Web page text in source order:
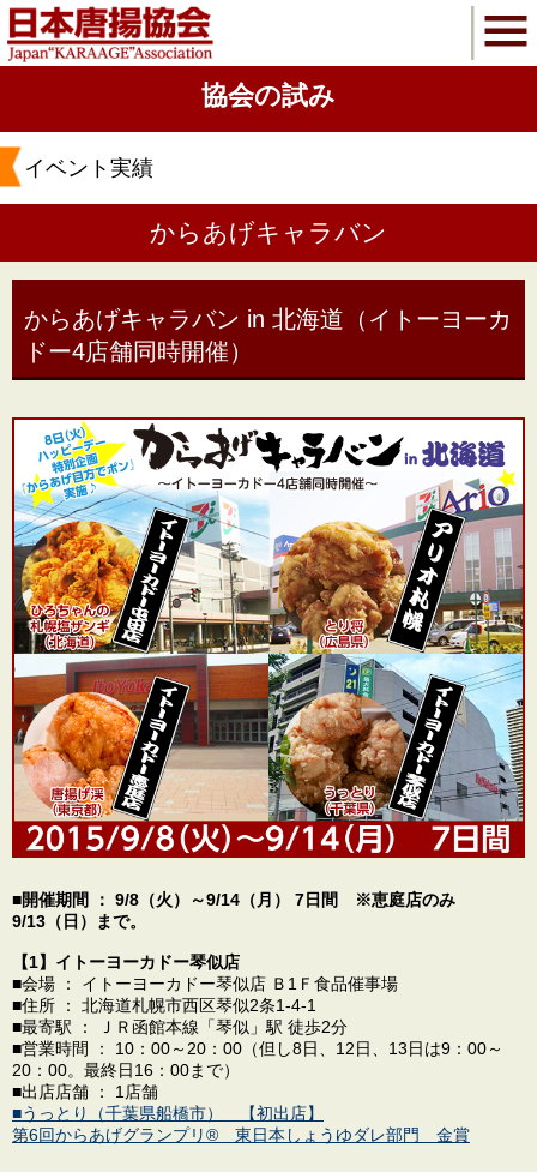
協会の試み
イベント実績
からあげキャラバン
からあげキャラバン in 北海道（イトーヨーカ
ドー4店舗同時開催）
■開催期間 ： 9/8（火）～9/14（月） 7日間 ※恵庭店のみ
9/13（日）まで。
【1】イトーヨーカドー琴似店
■会場 ： イトーヨーカドー琴似店 Ｂ1Ｆ食品催事場
■住所 ： 北海道札幌市西区琴似2条1-4-1
■最寄駅 ： ＪＲ函館本線「琴似」駅 徒歩2分
■営業時間 ： 10：00～20：00（但し8日、12日、13日は9：00～
20：00。最終日16：00まで）
■出店店舗 ： 1店舗
■うっとり（千葉県船橋市） 【初出店】
第6回からあげグランプリ® 東日本しょうゆダレ部門 金賞